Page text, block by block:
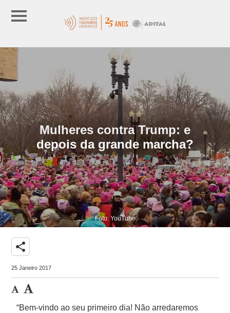
Mulheres contra Trump: e
depois da grande marcha?
Foto: YouTube
share
25 Janeiro 2017
“Bem-vindo ao seu primeiro dia! Não arredaremos